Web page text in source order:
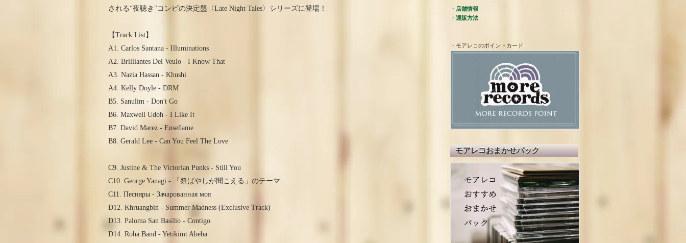
される“夜聴き"コンピの決定盤〈Late Night Tales〉シリーズに登場！
【Track List】
A1. Carlos Santana - Illuminations
A2. Brilliantes Del Veulo - I Know That
A3. Nazia Hassan - Khushi
A4. Kelly Doyle - DRM
B5. Sanulim - Don't Go
B6. Maxwell Udoh - I Like It
B7. David Marez - Enseñame
B8. Gerald Lee - Can You Feel The Love
C9. Justine & The Victorian Punks - Still You
C10. George Yanagi - 「祭ばやしが聞こえる」のテーマ
C11. Песняры - Зачарованная моя
D12. Khruangbin - Summer Madness (Exclusive Track)
D13. Paloma San Basilio - Contigo
D14. Roha Band - Yetikimt Abeba
・ 店舗情報
・ 通販方法
・モアレコのポイントカード
モアレコおまかせパック